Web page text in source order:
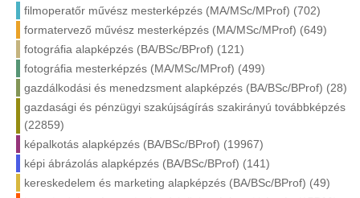
filmoperatőr művész mesterképzés (MA/MSc/MProf) (702)
formatervező művész mesterképzés (MA/MSc/MProf) (649)
fotográfia alapképzés (BA/BSc/BProf) (121)
fotográfia mesterképzés (MA/MSc/MProf) (499)
gazdálkodási és menedzsment alapképzés (BA/BSc/BProf) (28)
gazdasági és pénzügyi szakújságírás szakirányú továbbképzés
(22859)
képalkotás alapképzés (BA/BSc/BProf) (19967)
képi ábrázolás alapképzés (BA/BSc/BProf) (141)
kereskedelem és marketing alapképzés (BA/BSc/BProf) (49)